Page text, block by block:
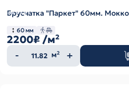
Брусчатка "Паркет" 60мм.
60 мм
2200₽ /м²
Количество
товара
м²